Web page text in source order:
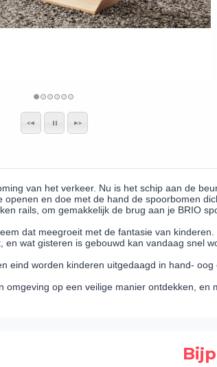
van het verkeer. Nu is het schip aan de
openen en doe met de hand de spoorbomen
rails, om gemakkelijk de brug aan je BRIO
dat meegroeit met de fantasie van kinderen.
en wat gisteren is gebouwd kan vandaag snel
eind worden kinderen uitgedaagd in hand-
omgeving op een veilige manier ontdekken, en